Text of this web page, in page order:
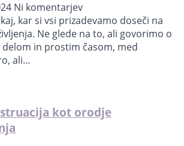
Ni komentarjev
kar si vsi prizadevamo doseči na
Ne glede na to, ali govorimo o
in prostim časom, med
ali…
kot orodje